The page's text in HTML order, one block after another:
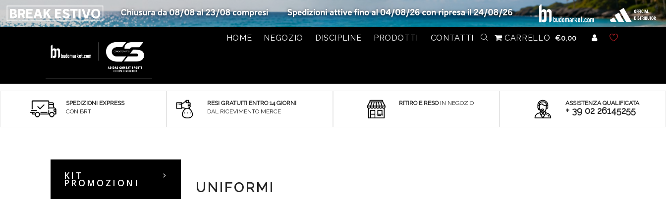
HOME NEGOZIO DISCIPLINE PRODOTTI CONTATTI CARRELLO €0,00
SPEDIZIONI EXPRESS
CON BRT
RESI GRATUITI ENTRO 14 GIORNI
DAL RICEVIMENTO MERCE
RITIRO E RESOIN NEGOZIO ASSISTENZA QUALIFICATA
+ 39 02 26145255
KIT
PROMOZIONI UNIFORMI